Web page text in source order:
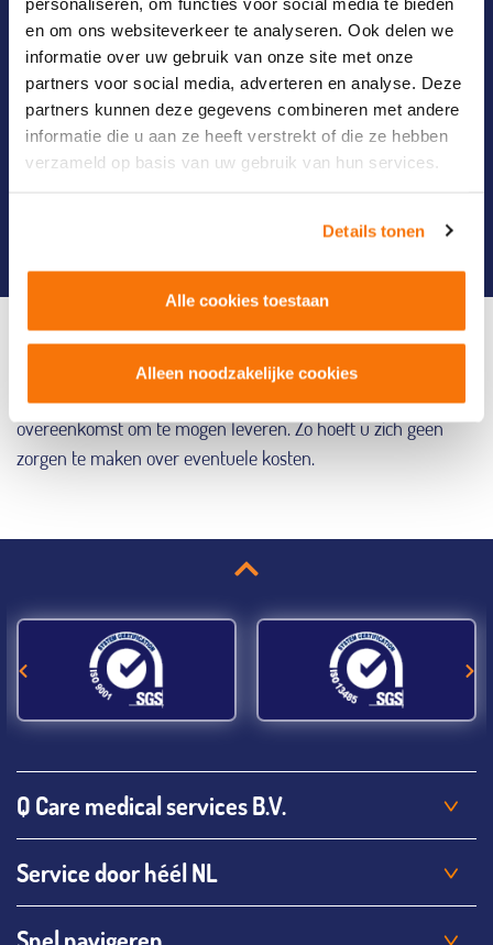
en om ons websiteverkeer te analyseren. Ook delen we
informatie over uw gebruik van onze site met onze
partners voor social media, adverteren en analyse. Deze
partners kunnen deze gegevens combineren met andere
informatie die u aan ze heeft verstrekt of die ze hebben
verzameld op basis van uw gebruik van hun services.
Details tonen
Alle cookies toestaan
Alleen noodzakelijke cookies
E-mailadres (aanvrager): (Vereist)
AANVRAAG VERSTUREN
Door onze AD-hulpmiddelen plus dienstverlening ontzorgen
we de zorg en bent u verzekerd van het juiste hulpmiddel. Q
Care heeft met alle zorgverzekeraars in Nederland een
overeenkomst om te mogen leveren. Zo hoeft u zich geen
zorgen te maken over eventuele kosten.
Q Care medical services B.V.
Service door héél NL